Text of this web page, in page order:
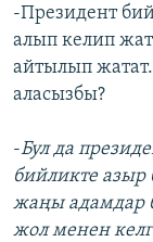
-Президент
алып келип
айтылып
аласызбы?
-Бул да
бийликте азыр
жаңы адамдар
жол менен